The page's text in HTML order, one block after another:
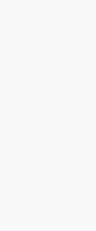
thường ngày.
xấu cho
7 việc chính: cao nhất là
gặp Sao Bạch Hổ hắc
dưới.
điểm.
ở
giảm điểm.